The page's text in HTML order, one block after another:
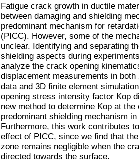
Fatigue crack growth in ductile
between damaging and shielding
predominant mechanism for
(PICC). However, some of the
unclear. Identifying and separating
shielding aspects during
analyze the crack opening
displacement measurements in
data and 3D finite element
opening stress intensity factor Kop
new method to determine Kop at
predominant shielding mechanism
Furthermore, this work contributes
effect of PICC, since we find that
zone remains negligible when the
directed towards the surface.